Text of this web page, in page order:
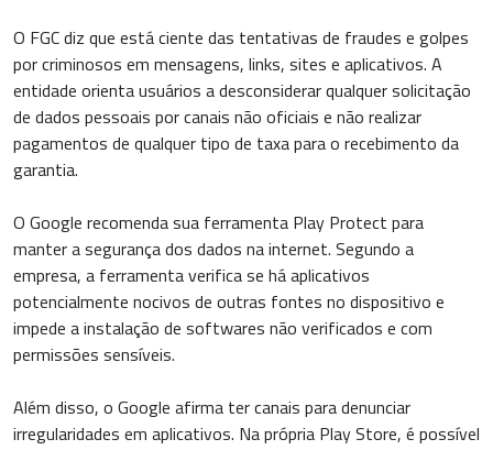
O FGC diz que está ciente das tentativas de fraudes e golpes
por criminosos em mensagens, links, sites e aplicativos. A
entidade orienta usuários a desconsiderar qualquer solicitação
de dados pessoais por canais não oficiais e não realizar
pagamentos de qualquer tipo de taxa para o recebimento da
garantia.
O Google recomenda sua ferramenta Play Protect para
manter a segurança dos dados na internet. Segundo a
empresa, a ferramenta verifica se há aplicativos
potencialmente nocivos de outras fontes no dispositivo e
impede a instalação de softwares não verificados e com
permissões sensíveis.
Além disso, o Google afirma ter canais para denunciar
irregularidades em aplicativos. Na própria Play Store, é possível